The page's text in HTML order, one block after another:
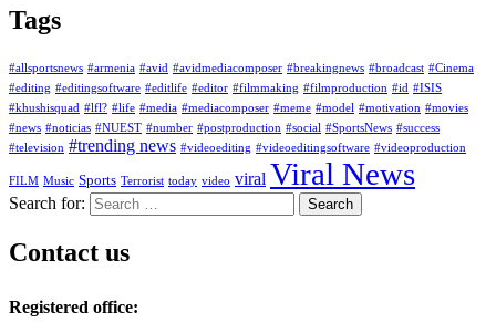
Tags
#allsportsnews #armenia #avid #avidmediacomposer #breakingnews #broadcast #Cinema
#editing #editingsoftware #editlife #editor #filmmaking #filmproduction #id #ISIS
#khushisquad #lfl? #life #media #mediacomposer #meme #model #motivation #movies
#news #noticias #NUEST #number #postproduction #social #SportsNews #success
#television #trending news #videoediting #videoeditingsoftware #videoproduction
FILM Music Sports Terrorist today video viral Viral News
Search for:
Contact us
Registered office: